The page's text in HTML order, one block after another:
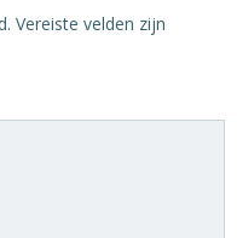
Vereiste velden zijn